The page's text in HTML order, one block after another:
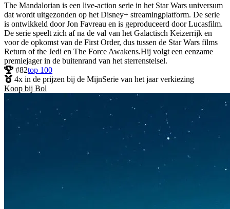
The Mandalorian is een live-action serie in het Star Wars universum
dat wordt uitgezonden op het Disney+ streamingplatform. De serie
is ontwikkeld door Jon Favreau en is geproduceerd door Lucasfilm.
De serie speelt zich af na de val van het Galactisch Keizerrijk en
voor de opkomst van de First Order, dus tussen de Star Wars films
Return of the Jedi en The Force Awakens.Hij volgt een eenzame
premiejager in de buitenrand van het sterrenstelsel.
#82top 100
4x in de prijzen bij de MijnSerie van het jaar verkiezing
Koop bij Bol